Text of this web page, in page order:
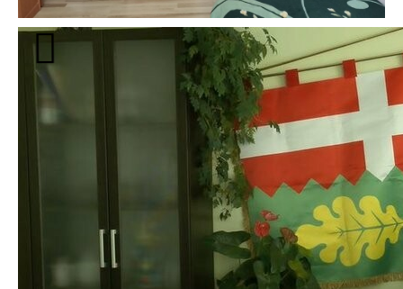
У Ківерцях колишній будинок побуту планують
повернути у використання громади. Нині у ньому
проживає місцева жителька Джаніна Череп, цей дім
— це колишній будинок сімейного типу, — каже
Суспільне побувало у Ківерцях та намагалося
з’ясувати у чому справа. Чому адмінбудівлю
повертають у власність громади. На яких підставах